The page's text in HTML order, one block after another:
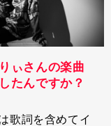
ぃさんの楽曲
たんですか？
歌詞を含めてイ